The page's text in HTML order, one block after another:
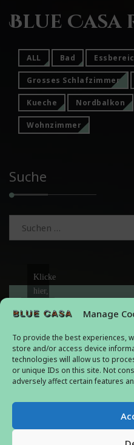
Manage
To provide the best experiences,
store and/or access device
technologies will allow us to
or unique IDs on this site. Not
adversely affect certain features
Blue Casa
ALL Bad
Grosses Schlafzimmer
Kueche Nordbalkon
Wohnzimmer
Suche
nach:
Das Blue
Av. de la Galga 8,
Klicke
hier,
Marketing-
Cookies
zu
akzeptieren
und
diesen
Inhalt
aktivieren
Per Mietwagen